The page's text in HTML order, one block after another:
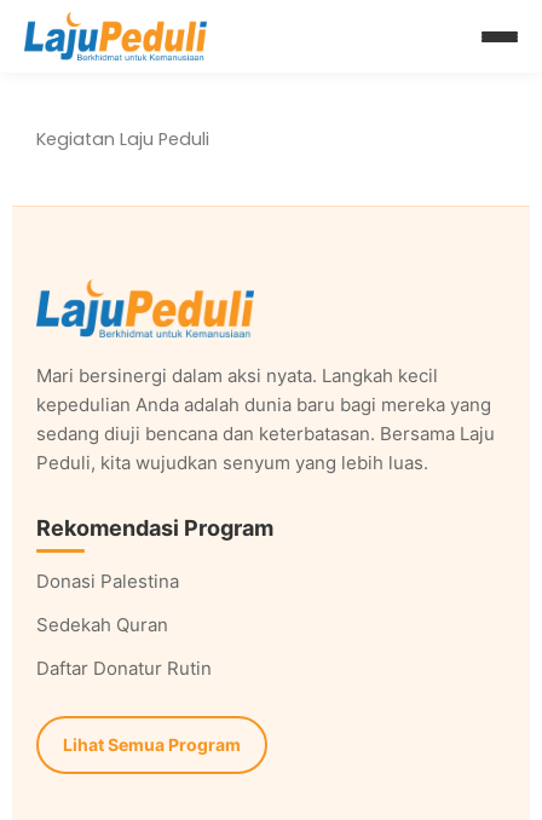
Kegiatan
Kegiatan Laju Peduli
Mari bersinergi dalam aksi nyata. Langkah kecil
kepedulian Anda adalah dunia baru bagi mereka yang
sedang diuji bencana dan keterbatasan. Bersama Laju
Peduli, kita wujudkan senyum yang lebih luas.
Rekomendasi Program
Donasi Palestina
Sedekah Quran
Daftar Donatur Rutin
Lihat Semua Program